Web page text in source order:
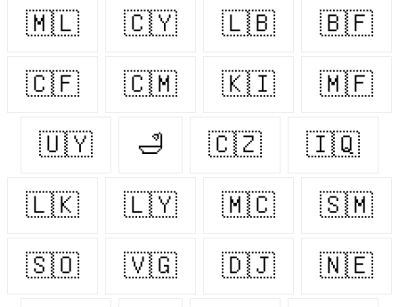
🇲🇱 🇨🇾 🇱🇧 🇧🇫
🇨🇫 🇨🇲 🇰🇮 🇲🇫
🇺🇾 🛁 🇨🇿 🇮🇶
🇱🇰 🇱🇾 🇲🇨 🇸🇲
🇸🇴 🇻🇬 🇩🇯 🇳🇪